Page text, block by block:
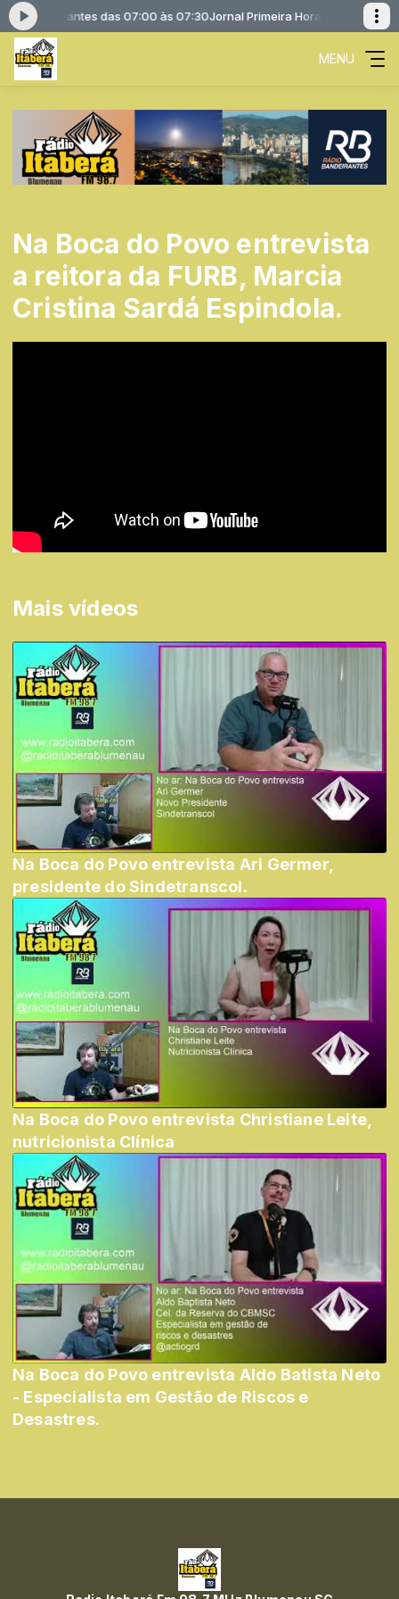
Bandeirantes das 07:00 às 07:30Jornal Primeira Hora com Rádio
MENU
Na Boca do Povo entrevista
a reitora da FURB, Marcia
Cristina Sardá Espindola.
Mais vídeos
Na Boca do Povo entrevista Ari Germer,
presidente do Sindetranscol.
Na Boca do Povo entrevista Christiane Leite,
nutricionista Clínica
Na Boca do Povo entrevista Aldo Batista Neto
- Especialista em Gestão de Riscos e
Desastres.